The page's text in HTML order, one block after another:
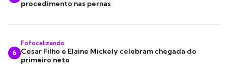
procedimento nas pernas
6
Fofocalizando
Cesar Filho e Elaine Mickely celebram chegada do
primeiro neto